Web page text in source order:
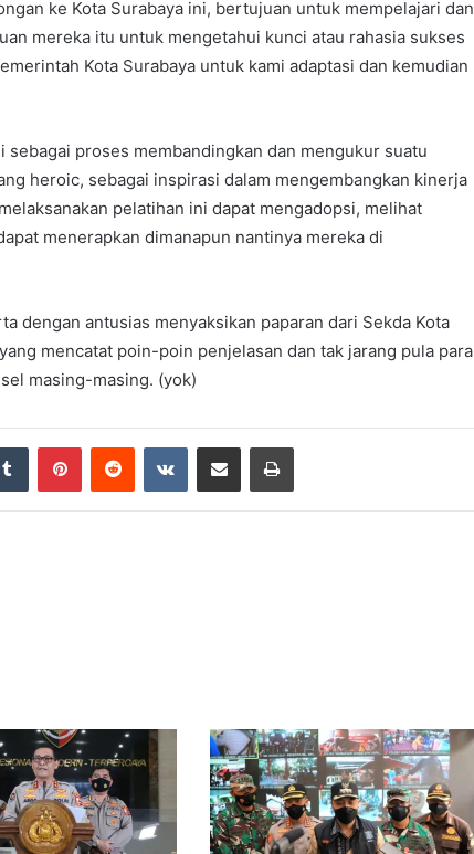
ke Kota Surabaya ini, bertujuan untuk mempelajari dan
mereka itu untuk mengetahui kunci atau rahasia sukses
Kota Surabaya untuk kami adaptasi dan kemudian
proses membandingkan dan mengukur suatu
heroic, sebagai inspirasi dalam mengembangkan kinerja
pelatihan ini dapat mengadopsi, melihat
menerapkan dimanapun nantinya mereka di
dengan antusias menyaksikan paparan dari Sekda Kota
mencatat poin-poin penjelasan dan tak jarang pula para
masing-masing. (yok)
Tumblr PinterestReddit VKontakteShare via Email Print